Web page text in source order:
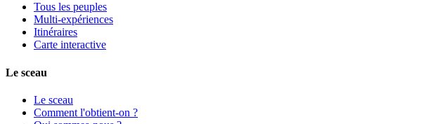
Tous les peuples
Multi-expériences
Itinéraires
Carte interactive
Le sceau
Le sceau
Comment l'obtient-on ?